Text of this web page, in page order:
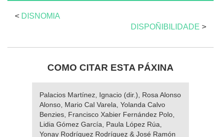
< DISNOMIA
DISPOÑIBILIDADE >
COMO CITAR ESTA PÁXINA
Palacios Martínez, Ignacio (dir.), Rosa Alonso
Alonso, Mario Cal Varela, Yolanda Calvo
Benzies, Francisco Xabier Fernández Polo,
Lidia Gómez García, Paula López Rúa,
Yonay Rodríguez Rodríguez & José Ramón